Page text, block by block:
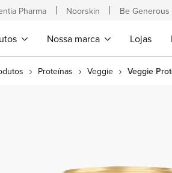
Nossa marca Lojas
Proteínas Veggie
Veggie
Pharma Noorskin Be Generous